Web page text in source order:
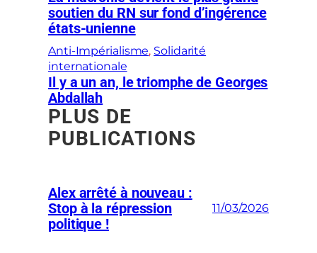
soutien du RN sur fond d’ingérence
états-unienne
Anti-Impérialisme, Solidarité
internationale
Il y a un an, le triomphe de Georges
Abdallah
PLUS DE
PUBLICATIONS
Alex arrêté à nouveau :
Stop à la répression
politique !
11/03/2026